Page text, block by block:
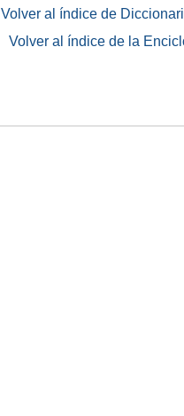
Volver al índice de
Volver al índice de la